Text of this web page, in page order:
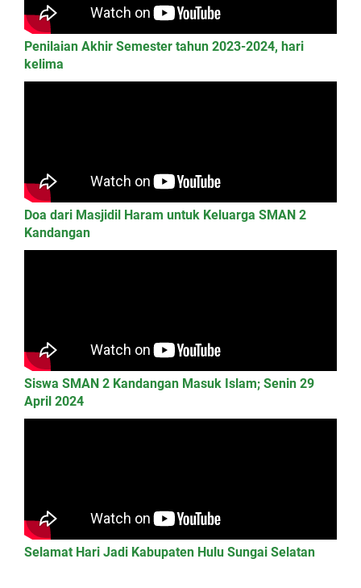
Penilaian Akhir Semester tahun 2023-2024, hari
kelima
Doa dari Masjidil Haram untuk Keluarga SMAN 2
Kandangan
Siswa SMAN 2 Kandangan Masuk Islam; Senin 29
April 2024
Selamat Hari Jadi Kabupaten Hulu Sungai Selatan